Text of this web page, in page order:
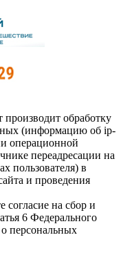
обработку
(информацию об ip-
операционной
переадресации на
пользователя) в
и проведения
согласие на сбор и
6 Федерального
персональных